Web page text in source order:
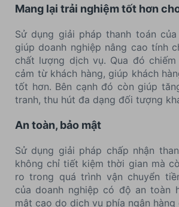
Mang lại trải nghiệm tốt hơn
Sử dụng giải pháp thanh toán của
giúp doanh nghiệp nâng cao tính
chất lượng dịch vụ. Qua đó
cảm từ khách hàng, giúp khách
tốt hơn. Bên cạnh đó còn giúp
tranh, thu hút đa dạng đối tượng
An toàn, bảo mật
Sử dụng giải pháp chấp nhận
không chỉ tiết kiệm thời gian mà
ro trong quá trình vận chuyển
của doanh nghiệp có độ an toàn
mật cao do dịch vụ phía ngân hàng